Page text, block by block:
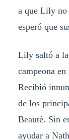
a que Lily no
esperó que
Lily saltó a la
campeona
Recibió
de los
Beauté. Sin
ayudar a